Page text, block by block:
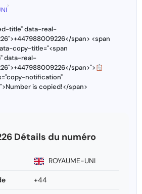
›
title" data-real-
span> <span
copy-title="<span
data-real-
span>">
notification"
is copied!</span>
Détails du numéro
ROYAUME-UNI
+44